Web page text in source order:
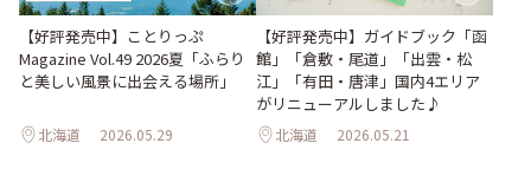
【好評発売中】ことりっぷ
Magazine Vol.49 2026夏「ふらり
と美しい風景に出会える場所」
北海道 2026.05.29
【好評発売中】ガイドブック「函
館」「倉敷・尾道」「出雲・松
江」「有田・唐津」国内4エリア
がリニューアルしました♪
北海道 2026.05.21